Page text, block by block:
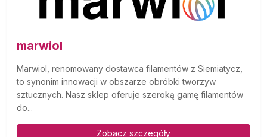
marwiol
Marwiol, renomowany dostawca filamentów z Siemiatycz,
to synonim innowacji w obszarze obróbki tworzyw
sztucznych. Nasz sklep oferuje szeroką gamę filamentów
do...
Zobacz szczegóły